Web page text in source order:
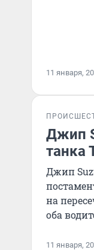
11 января,
Джип
танка
Джип
на
оба
11 января,